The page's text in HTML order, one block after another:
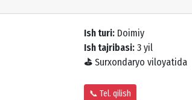
Ish turi: Doimiy
Ish tajribasi: 3 yil
⛳ Surxondaryo viloyatida
📞 Tel. qilish